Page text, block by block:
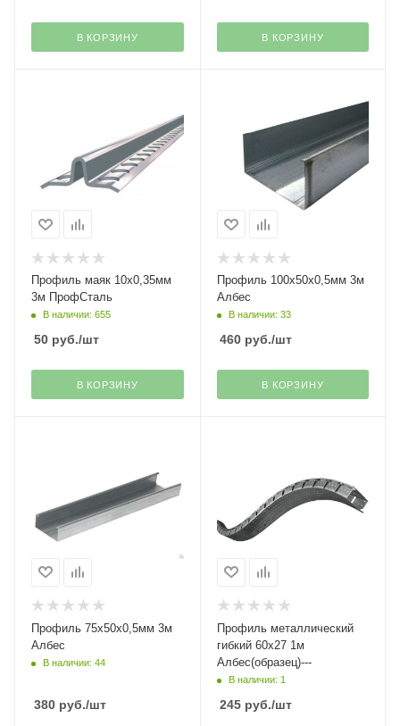
В КОРЗИНУ В КОРЗИНУ
Профиль маяк 10х0,35мм
3м ПрофСталь
В наличии: 655
50 руб./шт
В КОРЗИНУ
Профиль 100х50х0,5мм 3м
Албес
В наличии: 33
460руб./шт
В КОРЗИНУ
Профиль 75х50х0,5мм 3м
Албес
В наличии: 44
380 руб./шт
Профиль металлический
гибкий 60х27 1м
Албес(образец)---
В наличии: 1
245руб./шт